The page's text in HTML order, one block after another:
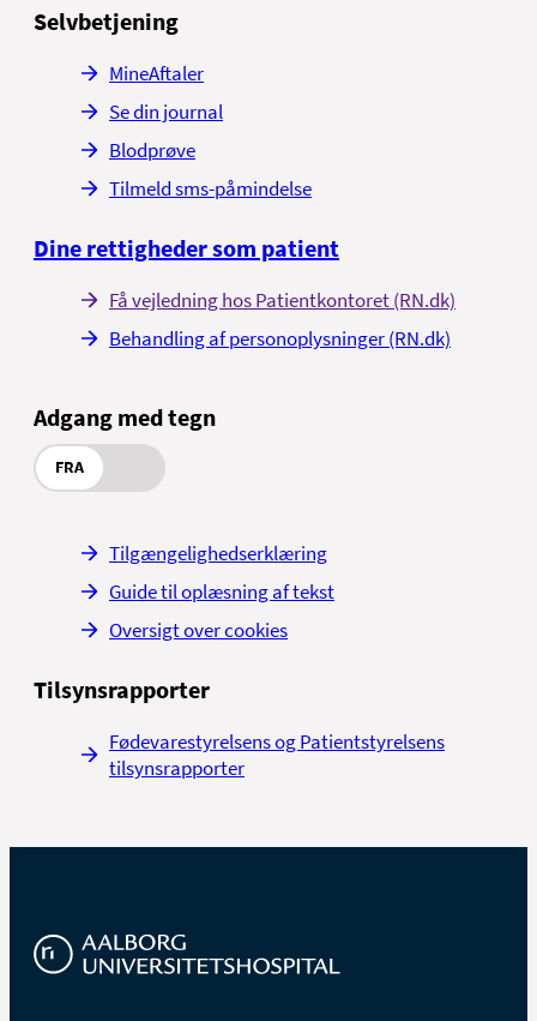
Selvbetjening
MineAftaler
Se din journal
Blodprøve
Tilmeld sms-påmindelse
Dine rettigheder som patient
Få vejledning hos Patientkontoret (RN.dk)
Behandling af personoplysninger (RN.dk)
Adgang med tegn
FRA
Tilgængelighedserklæring
Guide til oplæsning af tekst
Oversigt over cookies
Tilsynsrapporter
Fødevarestyrelsens og Patientstyrelsens
tilsynsrapporter